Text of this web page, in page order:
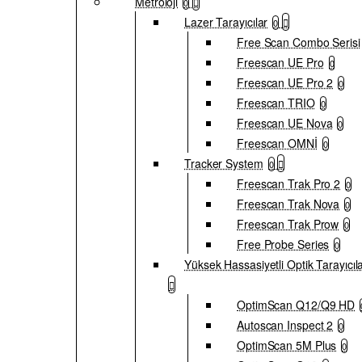
Lazer Tarayıcılar 0
Free Scan Combo Serisi
Freescan UE Pro 0
Freescan UE Pro 2 0
Freescan TRIO 0
Freescan UE Nova 0
Freescan OMNİ 0
Tracker System 0
Freescan Trak Pro 2 0
Freescan Trak Nova 0
Freescan Trak Prow 0
Free Probe Series 0
Yüksek Hassasiyetli Optik
OptimScan Q12/Q9 HD
Autoscan Inspect 2 0
OptimScan 5M Plus 0